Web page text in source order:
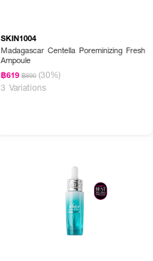
SKIN1004
Madagascar Centella Poreminizing Fresh
Ampoule
฿619 ฿890 (30%)
3 Variations